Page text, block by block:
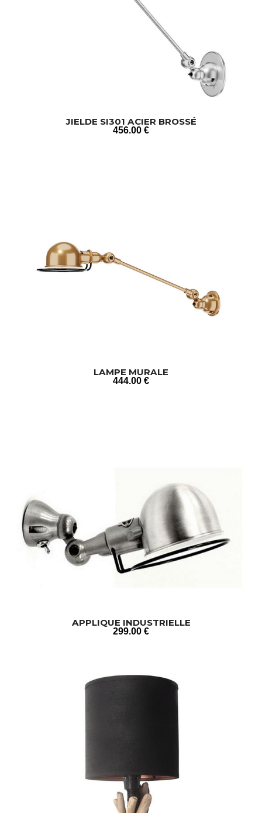
JIELDE SI301 ACIER BROSSÉ
456.00 €
LAMPE MURALE
444.00 €
APPLIQUE INDUSTRIELLE
299.00 €